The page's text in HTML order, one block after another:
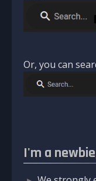
Or, you can
I'm a